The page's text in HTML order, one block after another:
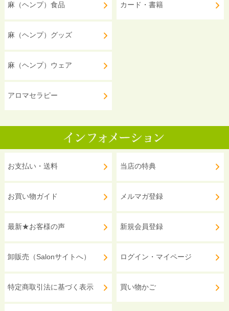
麻（ヘンプ）食品
麻（ヘンプ）グッズ
麻（ヘンプ）ウェア
アロマセラピー
カード・書籍
お支払い・送料
お買い物ガイド
最新★お客様の声
卸販売（Salonサイトへ）
特定商取引法に基づく表示
当店の特典
メルマガ登録
新規会員登録
ログイン・マイページ
買い物かご